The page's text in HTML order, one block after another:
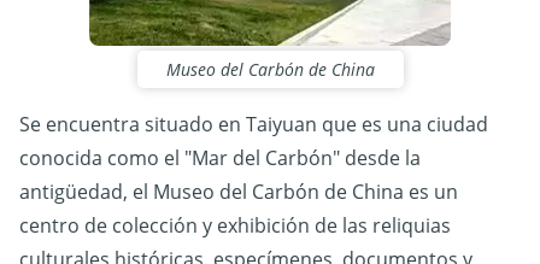
Museo del Carbón de China
Se encuentra situado en Taiyuan que es una ciudad
conocida como el "Mar del Carbón" desde la
antigüedad, el Museo del Carbón de China es un
centro de colección y exhibición de las reliquias
culturales históricas, especímenes, documentos y